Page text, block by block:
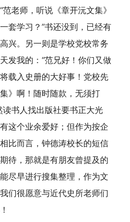
老师，听说《章开沅文集》
套学习？”书还没到，已经有
兴。另一则是学校党校常务
发我的：“范兄好！你们又做
载入史册的大好事！党校先
》啊！随时随款，无须打
读书人找出版社要书正大光
这个业余爱好；但作为按企
比而言，钟德涛校长的短信
待，那就是有朋友曾提及的
尽早进行搜集整理，作为文
们很愿意与近代史所老师们